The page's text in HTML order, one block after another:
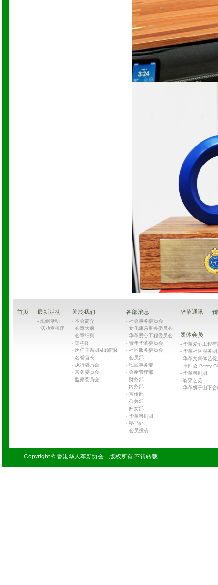
首页 最新活动
- 班组活动
- 活动室租用
关於我们
- 本会简介
- 会章大纲
- 会章细则
- 架构图
- 历任主席团及顾問团
- 名誉首长
- 执行委员会
- 常务委员会
- 监察委员会
各部消息
- 社会事务委员会
- 文化康乐事务委员会
- 华革爱心工程委员会
- 青年华革委员会
- 社区服务委员会
- 会员部
- 地区事务部
- 会產管理部
- 财务部
- 内务部
- 宣传部
- 公关部
- 妇女部
- 华革粤剧团
- 秘书处
- 会员投稿
华革通讯
团体会员
- 华革爱心工程
- 华革社区服务
- 华革文康体艺促
- 卓师会 Percy
- 华革粤剧团
- 姿采艺苑
- 华革狮子山下
Copyright © 香港华人革新协会 版权所有 不得转载